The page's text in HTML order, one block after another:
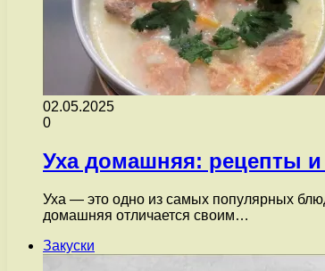
02.05.2025
0
Уха домашняя: рецепты и
Уха — это одно из самых популярных
домашняя отличается своим…
Закуски